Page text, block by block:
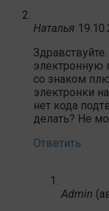
Наталья
электронную
со знаком
электронки
нет кода
делать? Не
Ответить
Admin